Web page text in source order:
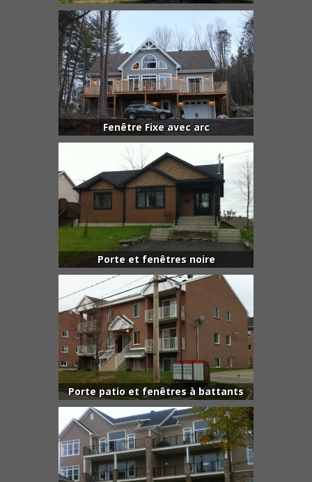
Fenêtre Fixe avec arc
Porte et fenêtres noire
Porte patio et fenêtres à battants